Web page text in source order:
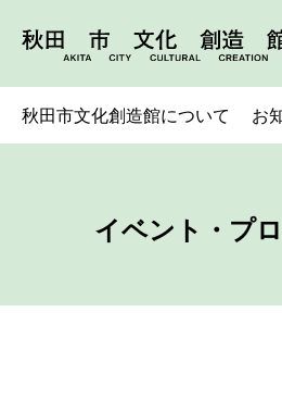
秋田市文化創造館について お
イベント・プ